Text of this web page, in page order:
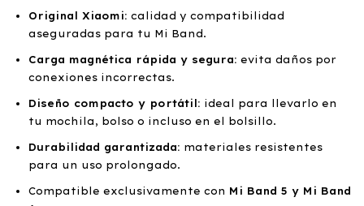
Original Xiaomi: calidad y compatibilidad
aseguradas para tu Mi Band.
Carga magnética rápida y segura: evita daños por
conexiones incorrectas.
Diseño compacto y portátil: ideal para llevarlo en
tu mochila, bolso o incluso en el bolsillo.
Durabilidad garantizada: materiales resistentes
para un uso prolongado.
Compatible exclusivamente con Mi Band 5 y Mi Band